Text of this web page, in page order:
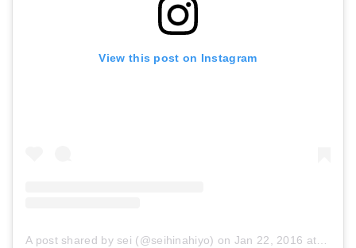
View this post on Instagram
A post shared by sei (@seihinahiyo) on Jan 22, 2016 at 10:42pm PST